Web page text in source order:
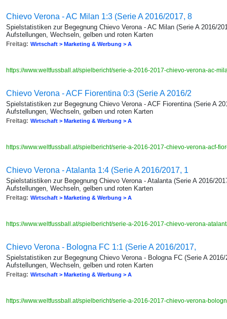
Chievo Verona - AC Milan 1:3 (Serie A 2016/2017, 8
Spielstatistiken zur Begegnung Chievo Verona - AC Milan (Serie A 2016/
Aufstellungen, Wechseln, gelben und roten Karten
Freitag: Wirtschaft > Marketing & Werbung > A
https://www.weltfussball.at/spielbericht/serie-a-2016-2017-chievo-verona-ac-
Chievo Verona - ACF Fiorentina 0:3 (Serie A 2016/2
Spielstatistiken zur Begegnung Chievo Verona - ACF Fiorentina (Serie A
Aufstellungen, Wechseln, gelben und roten Karten
Freitag: Wirtschaft > Marketing & Werbung > A
https://www.weltfussball.at/spielbericht/serie-a-2016-2017-chievo-verona-acf-
Chievo Verona - Atalanta 1:4 (Serie A 2016/2017, 1
Spielstatistiken zur Begegnung Chievo Verona - Atalanta (Serie A 2016/
Aufstellungen, Wechseln, gelben und roten Karten
Freitag: Wirtschaft > Marketing & Werbung > A
https://www.weltfussball.at/spielbericht/serie-a-2016-2017-chievo-verona-
Chievo Verona - Bologna FC 1:1 (Serie A 2016/2017,
Spielstatistiken zur Begegnung Chievo Verona - Bologna FC (Serie A
Aufstellungen, Wechseln, gelben und roten Karten
Freitag: Wirtschaft > Marketing & Werbung > A
https://www.weltfussball.at/spielbericht/serie-a-2016-2017-chievo-verona-